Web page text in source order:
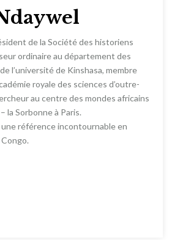
de la Société des historiens
ordinaire au département des
l’université de Kinshasa, membre
royale des sciences d’outre-
au centre des mondes africains
la Sorbonne à Paris.
référence incontournable en